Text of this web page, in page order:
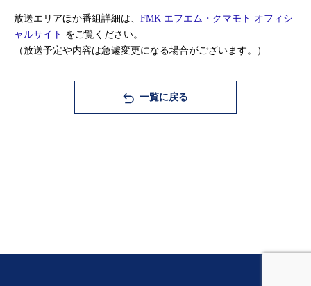
放送エリアほか番組詳細は、 FMK エフエム・クマモト オフィシ
ャルサイト をご覧ください。
（放送予定や内容は急遽変更になる場合がございます。）
一覧に戻る